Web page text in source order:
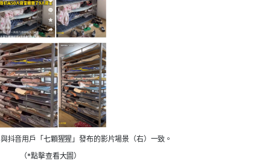
抖音用戶「七顆猩猩」發布的影片場景（右）一致。
（*點擊查看大圖）